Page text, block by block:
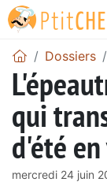
Dossiers
qui
d'été
mercredi 24 juin